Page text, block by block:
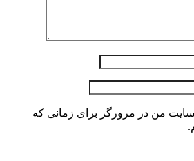
من در مرورگر برای زمانی که